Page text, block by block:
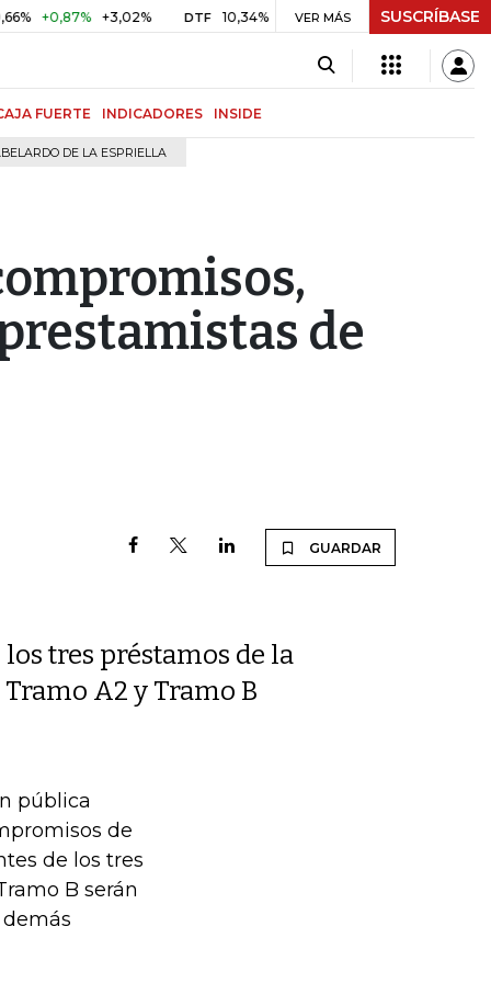
+3,02% DTF 10,34% +0,10% +0,98% UVR $ 417,01 +$
VER MÁS SUSCRÍBASE
FUERTE INDICADORES INSIDE
DE LA ESPRIELLA
de
GUARDAR
tres préstamos de la
A2 y Tramo B
pública
de
de los tres
B serán